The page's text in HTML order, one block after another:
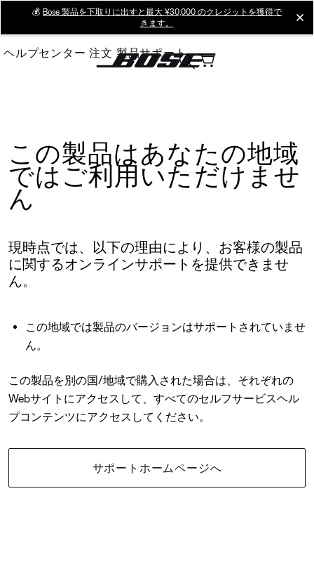
Main
💰 Bose 製品を下取りに出すと最大 ¥30,000 のクレジットを獲得で
きます。
ヘルプセンター 注文 製品サポート
この製品はあなたの地域
ではご利用いただけませ
ん
現時点では、以下の理由により、お客様の製品
に関するオンラインサポートを提供できませ
ん。
この地域では製品のバージョンはサポートされていませ
ん。
この製品を別の国/地域で購入された場合は、それぞれの
Webサイトにアクセスして、すべてのセルフサービスヘル
プコンテンツにアクセスしてください。
サポートホームページへ